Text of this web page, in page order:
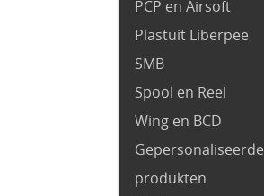
PCP en Airsoft
Plastuit Liberpee
SMB
Spool en Reel
Wing en BCD
Gepersonaliseerde
produkten